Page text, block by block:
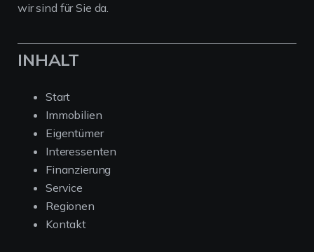
wir sind für Sie da.
INHALT
Start
Immobilien
Eigentümer
Interessenten
Finanzierung
Service
Regionen
Kontakt